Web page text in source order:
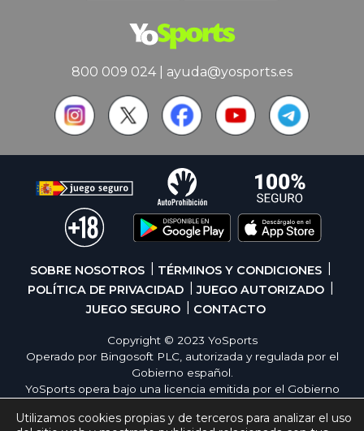
800 009 024| ayuda@yosports.es
SOBRE NOSOTROS
TÉRMINOS Y CONDICIONES
POLÍTICA DE PRIVACIDAD
JUEGO AUTORIZADO
JUEGO SEGURO
CONTACTO
Copyright © 2023 YoSports
Operado por Bingosoft PLC, autorizada y regulada por el
Gobierno español.
YoSports opera bajo una licencia emitida por el Gobierno
seguridad y responsabilidad en los juegos online. El juego
Utilizamos cookies propias y de terceros para analizar el uso